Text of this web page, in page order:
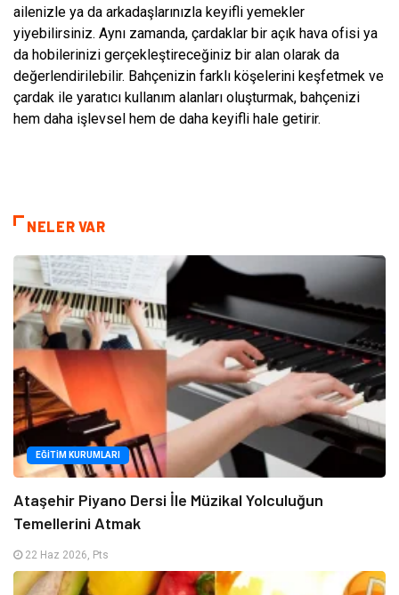
ailenizle ya da arkadaşlarınızla keyifli yemekler
yiyebilirsiniz. Aynı zamanda, çardaklar bir açık hava ofisi ya
da hobilerinizi gerçekleştireceğiniz bir alan olarak da
değerlendirilebilir. Bahçenizin farklı köşelerini keşfetmek ve
çardak ile yaratıcı kullanım alanları oluşturmak, bahçenizi
hem daha işlevsel hem de daha keyifli hale getirir.
NELER VAR
EĞITIM KURUMLARI
Ataşehir Piyano Dersi İle Müzikal Yolculuğun
Temellerini Atmak
22 Haz 2026, Pts